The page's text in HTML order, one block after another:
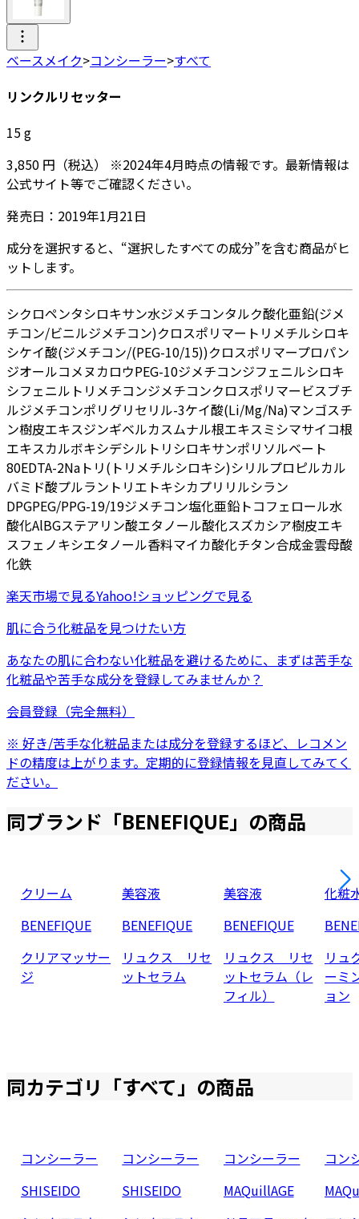
ベースメイク>コンシーラー>すべて
リンクルリセッター
15g
3,850 円 （税込） ※2024年4月時点の情報です。最新情報は
公式サイト等でご確認ください。
発売日： 2019年1月21日
成分を選択すると、“選択したすべての成分”を含む商品がヒ
ットします。
シクロペンタシロキサン水ジメチコンタルク酸化亜鉛(ジメ
チコン/ビニルジメチコン)クロスポリマー トリメチルシロキ
シケイ酸(ジメチコン/(PEG-10/15))クロスポリマープロパン
ジオールコメヌカロウPEG-10ジメチコンジフェニルシロキ
シフェニルトリメチコンジメチコンクロスポリマー ビスブチ
ルジメチコンポリグリセリル-3ケイ酸(Li/Mg/Na)マンゴスチ
ン樹皮エキスジンギベルカスムナル根エキスミシマサイコ根
エキスカルボキシデシルトリシロキサンポリソルベート
80EDTA-2Na トリ(トリメチルシロキシ)シリルプロピルカル
バミド酸プルラン トリエトキシカプリリルシラン
DPGPEG/PPG-19/19ジメチコン塩化亜鉛 トコフェロール水
酸化AlBGステアリン酸エタノール酸化スズカシア樹皮エキ
スフェノキシエタノール香料マイカ酸化チタン合成金雲母酸
化鉄
楽天市場で見るYahoo!ショッピングで見る
肌に合う化粧品を見つけたい方
あなたの肌に合わない化粧品を避けるために、まずは苦手な
化粧品や苦手な成分を登録してみませんか？
会員登録（完全無料）
※ 好き/苦手な化粧品または成分を登録するほど、レコメン
ドの精度は上がります。定期的に登録情報を見直してみてく
ださい。
同ブランド「BENEFIQUE」の商品
クリーム
BENEFIQUE
クリアマッサー
ジ
美容液
BENEFIQUE
リュクス リセ
ットセラム
美容液
BENEFIQUE
リュクス リセ
ットセラム（レ
フィル）
化粧
リュ
ーミ
ョン
同カテゴリ「すべて」の商品
コンシーラー
SHISEIDO
コンシーラー
SHISEIDO
コンシーラー
MAQuillAGE
コン